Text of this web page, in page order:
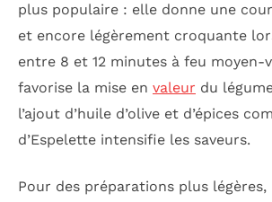
plus populaire : elle donne une
et encore légèrement croquante
entre 8 et 12 minutes à feu moyen-
favorise la mise en valeur du
l’ajout d’huile d’olive et d’épices
d’Espelette intensifie les saveurs.
Pour des préparations plus